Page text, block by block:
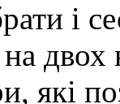
і
двох
які